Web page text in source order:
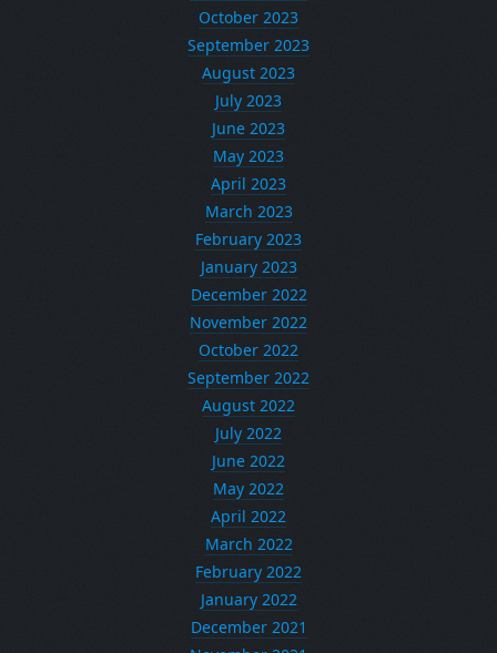
October 2023
September 2023
August 2023
July 2023
June 2023
May 2023
April 2023
March 2023
February 2023
January 2023
December 2022
November 2022
October 2022
September 2022
August 2022
July 2022
June 2022
May 2022
April 2022
March 2022
February 2022
January 2022
December 2021